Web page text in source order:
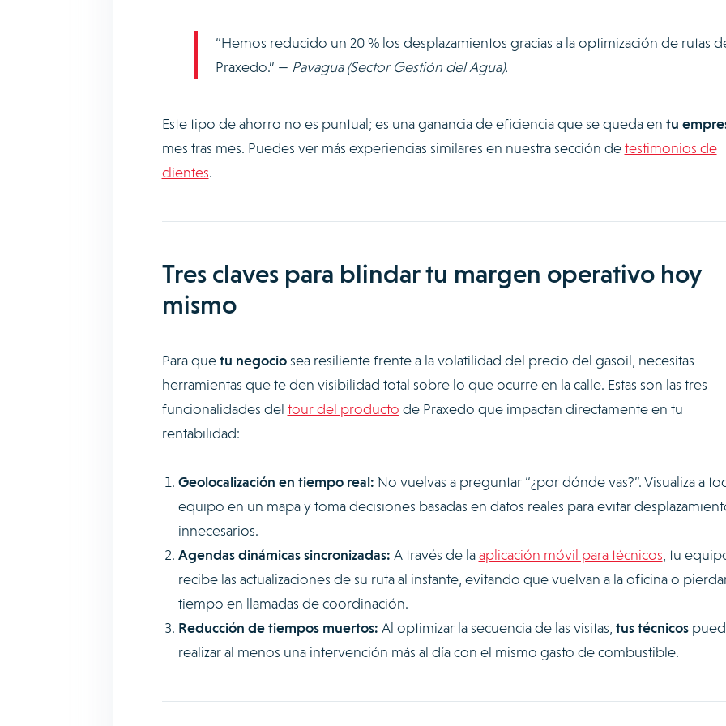
“Hemos reducido un 20 % los desplazamientos gracias a la optimización de rutas
Praxedo.” — Pavagua (Sector Gestión del Agua).
Este tipo de ahorro no es puntual; es una ganancia de eficiencia que se queda en tu
mes tras mes. Puedes ver más experiencias similares en nuestra sección detestimonios de
clientes.
Tres claves para blindar tu margen operativo hoy
mismo
Para quetu negociosea resiliente frente a la volatilidad del precio del gasoil, necesitas
herramientas que te den visibilidad total sobre lo que ocurre en la calle. Estas son las tres
funcionalidades del tour del producto de Praxedo que impactan directamente en tu
rentabilidad:
Geolocalización en tiempo real: No vuelvas a preguntar “¿por dónde vas?”. Visualiza a
equipo en un mapa y toma decisiones basadas en datos reales para evitar
innecesarios.
Agendas dinámicas sincronizadas: A través de laaplicación móvil para técnicos , tu
recibe las actualizaciones de su ruta al instante, evitando que vuelvan a la oficina o
tiempo en llamadas de coordinación.
Reducción de tiempos muertos: Al optimizar la secuencia de las visitas, tus técnicos
realizar al menos una intervención más al día con el mismo gasto de combustible.